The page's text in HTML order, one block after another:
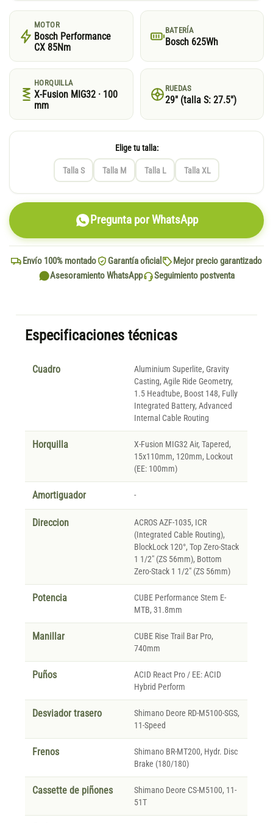
MOTOR
Bosch Performance
CX 85Nm
BATERÍA
Bosch 625Wh
HORQUILLA
X-Fusion MIG32 · 100
mm
RUEDAS
29″ (talla S: 27.5″)
Elige tu talla:
Talla S Talla M Talla L Talla XL
Pregunta por WhatsApp
Envío 100% montado Garantía oficial
Mejor precio garantizado
Asesoramiento WhatsApp
Seguimiento postventa
Especificaciones técnicas
Cuadro
Aluminium Superlite, Gravity
Casting, Agile Ride Geometry,
1.5 Headtube, Boost 148, Fully
Integrated Battery, Advanced
Internal Cable Routing
Horquilla
X-Fusion MIG32 Air, Tapered,
15x110mm, 120mm, Lockout
(EE: 100mm)
Amortiguador -
Direccion
ACROS AZF-1035, ICR
(Integrated Cable Routing),
BlockLock 120°, Top Zero-Stack
1 1/2" (ZS 56mm), Bottom
Zero-Stack 1 1/2" (ZS 56mm)
Potencia
CUBE Performance Stem E-
MTB, 31.8mm
Manillar
CUBE Rise Trail Bar Pro,
740mm
Puños
ACID React Pro / EE: ACID
Hybrid Perform
Desviador trasero
Shimano Deore RD-M5100-SGS,
11-Speed
Frenos
Shimano BR-MT200, Hydr. Disc
Brake (180/180)
Cassette de piñones
Shimano Deore CS-M5100, 11-
51T